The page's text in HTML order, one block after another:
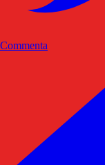
Commenta